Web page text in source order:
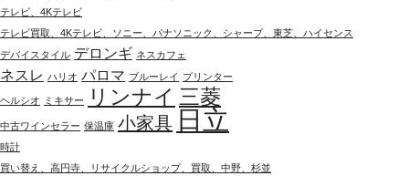
テレビ、4Kテレビ
テレビ買取、4Kテレビ、ソニー、パナソニック、シャープ、東芝、ハイセンス
デバイスタイル デロンギ ネスカフェ
ネスレ ハリオ パロマ ブルーレイ プリンター
ヘルシオ ミキサー リンナイ 三菱
中古ワインセラー 保温庫 小家具 日立
時計
買い替え、高円寺、リサイクルショップ、買取、中野、杉並